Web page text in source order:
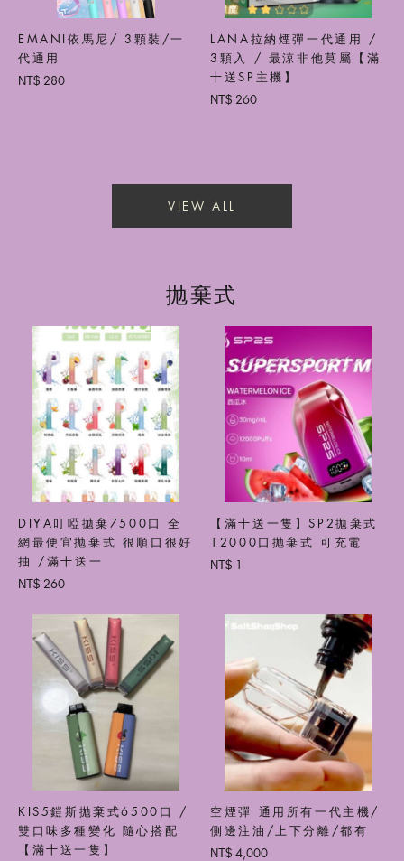
EMANI依馬尼/ 3顆裝/一
代通用
NT$ 280
LANA拉納煙彈一代通用 /
3顆入 / 最涼非他莫屬【滿
十送SP主機】
NT$ 260
VIEW ALL
抛棄式
DIYA叮啞拋棄7500口 全
網最便宜抛棄式 很順口很好
抽 /滿十送一
NT$ 260
【滿十送一隻】SP2拋棄式
12000口抛棄式 可充電
NT$ 1
KIS5鎧斯拋棄式6500口 /
雙口味多種變化 隨心搭配
【滿十送一隻】
空煙彈 通用所有一代主機/
側邊注油/上下分離/都有
NT$ 4,000